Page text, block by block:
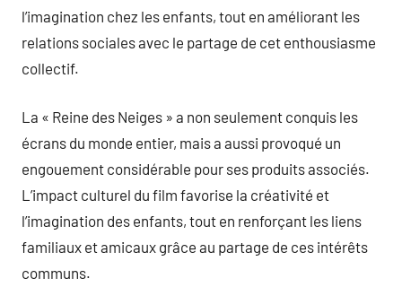
l’imagination chez les enfants, tout en améliorant les
relations sociales avec le partage de cet enthousiasme
collectif.
La « Reine des Neiges » a non seulement conquis les
écrans du monde entier, mais a aussi provoqué un
engouement considérable pour ses produits associés.
L’impact culturel du film favorise la créativité et
l’imagination des enfants, tout en renforçant les liens
familiaux et amicaux grâce au partage de ces intérêts
communs.